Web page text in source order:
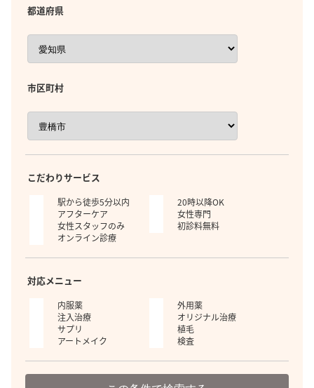
都道府県
市区町村
こだわりサービス
駅から徒歩5分以内
20時以降OK
アフターケア
女性専門
女性スタッフのみ
初診料無料
オンライン診療
対応メニュー
内服薬
外用薬
注入治療
オリジナル治療
サプリ
植毛
アートメイク
検査